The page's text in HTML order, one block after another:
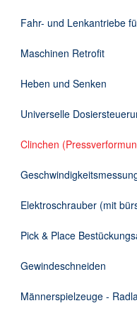
Fahr- und Lenkantriebe
Maschinen Retrofit
Heben und Senken
Universelle
Clinchen
Elektroschrauber (mit
Pick & Place
Gewindeschneiden
Männerspielzeuge -